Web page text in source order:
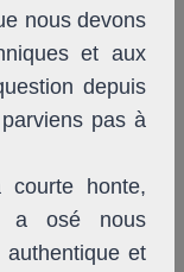
nous devons
et aux
depuis
pas à
honte,
a osé nous
et